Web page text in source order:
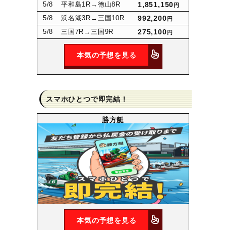
5/8 平和島1R →徳山8R 1,851,150 円
5/8 浜名湖3R →三国10R 992,200 円
5/8 三国7R →三国9R 275,100 円
本気の予想を見る
スマホひとつで即完結！
勝方艇
本気の予想を見る